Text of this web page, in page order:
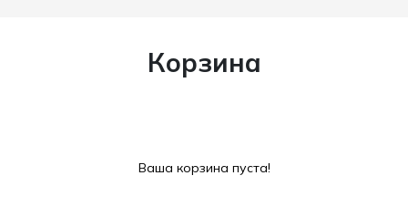
Корзина
Ваша корзина пуста!